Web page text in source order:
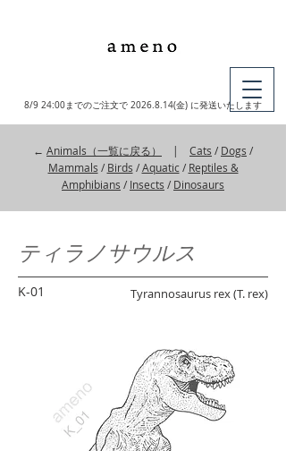
8/9 24:00までのご注文で 2026.8.14(金) に発送いたします
← Animals（一覧に戻る） | Cats / Dogs /
Mammals / Birds /Aquatic/ Reptiles &
Amphibians / Insects / Dinosaurs
ティラノサウルス
K-01 Tyrannosaurus rex (T. rex)